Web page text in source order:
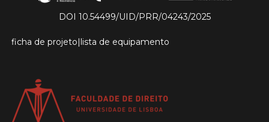
DOI 10.54499/UID/PRR/04243/2025
ficha de projeto|lista de equipamento